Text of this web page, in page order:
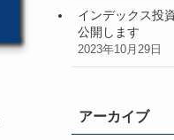
インデックス投
公開します
2023年10月29日
アーカイブ